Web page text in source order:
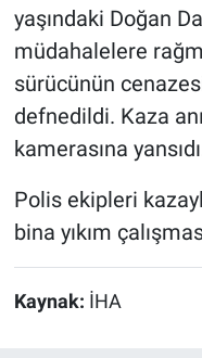
yaşındaki Doğan
müdahalelere
sürücünün
defnedildi. Kaza
kamerasına
Polis ekipleri
bina yıkım
Kaynak: İHA